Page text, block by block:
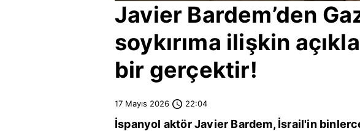
Javier Bardem’den
soykırıma ilişkin
bir gerçektir!
17 Mayıs 2026 22:04
İspanyol aktör Javier Bardem, İsrail'in